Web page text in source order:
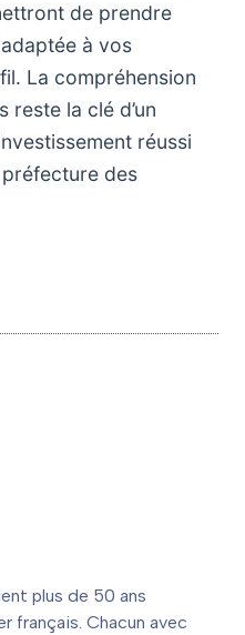
de prendre
à vos
La compréhension
reste la clé d’un
réussi
des
plus de 50 ans
français. Chacun avec